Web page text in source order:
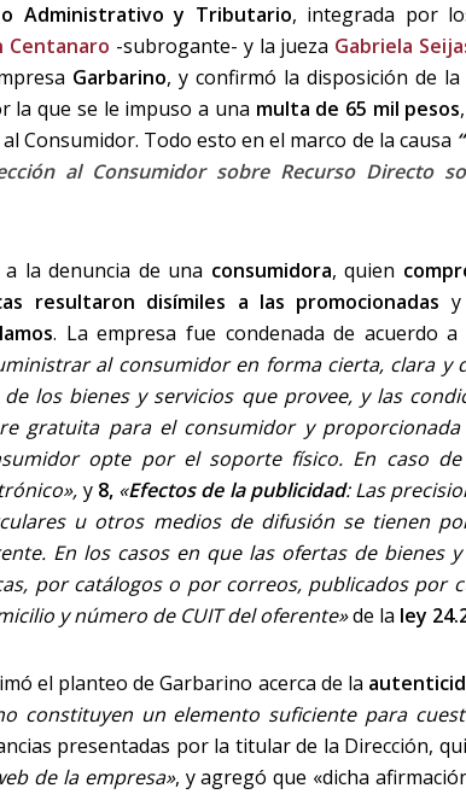
Administrativo y Tributario, integrada por
Centanaro -subrogante- y la jueza Gabriela
Garbarino, y confirmó la disposición de la
la que se le impuso a una multa de 65 mil pesos
Consumidor. Todo esto en el marco de la causa “
al Consumidor sobre Recurso Directo
a la denuncia de una consumidora, quien
resultaron disímiles a las promocionadas
. La empresa fue condenada de acuerdo a
al consumidor en forma cierta, clara y
los bienes y servicios que provee, y las
gratuita para el consumidor y
opte por el soporte físico. En caso
y8, «Efectos de la publicidad: Las
u otros medios de difusión se tienen
En los casos en que las ofertas de bienes
por catálogos o por correos, publicados por
y número de CUIT del oferente»de la ley
el planteo de Garbarino acerca de la
constituyen un elemento suficiente para
presentadas por la titular de la Dirección,
de la empresa», y agregó que «dicha